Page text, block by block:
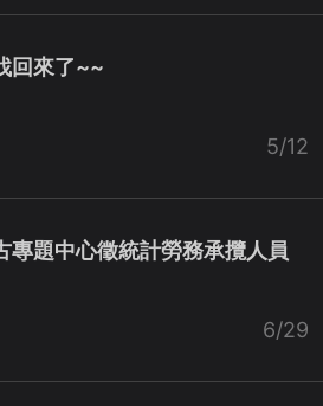
回來了~~
5/12
專題中心徵統計勞務承攬人員
6/29